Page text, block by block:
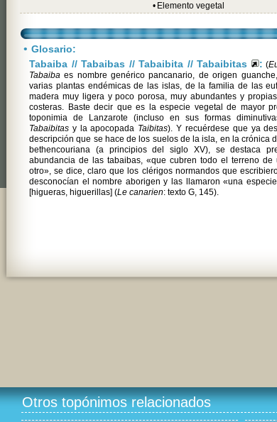
• Elemento vegetal
• Glosario:
Tabaiba // Tabaibas // Tabaibita // Tabaibitas
: (
Tabaiba es nombre genérico pancanario, de origen
varias plantas endémicas de las islas, de la familia de las
madera muy ligera y poco porosa, muy abundantes y
costeras. Baste decir que es la especie vegetal de mayor
toponimia de Lanzarote (incluso en sus formas
Tabaibitas y la apocopada Taibitas). Y recuérdese que ya
descripción que se hace de los suelos de la isla, en la crónica
bethencouriana (a principios del siglo XV), se destaca
abundancia de las tabaibas, «que cubren todo el terreno de
otro», se dice, claro que los clérigos normandos que
desconocían el nombre aborigen y las llamaron «una
[higueras, higuerillas] (Le canarien: texto G, 145).
Otros topónimos relacionados